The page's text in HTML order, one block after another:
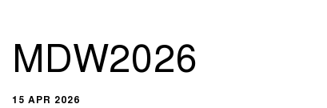
MDW2026
15 APR 2026